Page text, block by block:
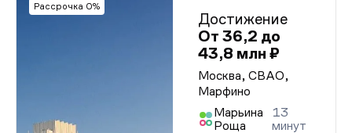
Рассрочка 0%
Достижение
От 36,2 до
43,8 млн ₽
Москва, СВАО,
Марфино
Марьина
Роща
13
минут